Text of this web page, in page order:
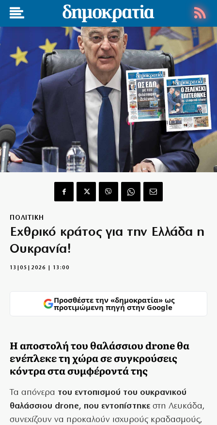
ΠΟΛΙΤΙΚΗ
Εχθρικό κράτος για την Ελλάδα η
Ουκρανία!
13|05|2026 | 13:00
Προσθέστε την «δημοκρατία» ως
προτιμώμενη πηγή στην Google
Η αποστολή του θαλάσσιου drone θα
ενέπλεκε τη χώρα σε συγκρούσεις
κόντρα στα συμφέροντά της
Τα απόνερα του εντοπισμού του ουκρανικού
θαλάσσιου drone, που εντοπίστηκε στη Λευκάδα,
συνεχίζουν να προκαλούν ισχυρούς κραδασμούς,